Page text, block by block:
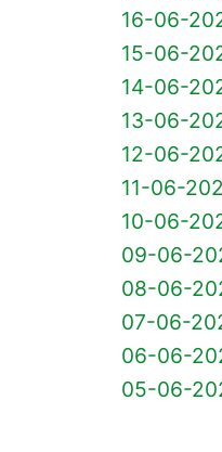
16-06-
15-06-
14-06-
13-06-
12-06-
11-06-
10-06-
09-06-
08-06-
07-06-
06-06-
05-06-